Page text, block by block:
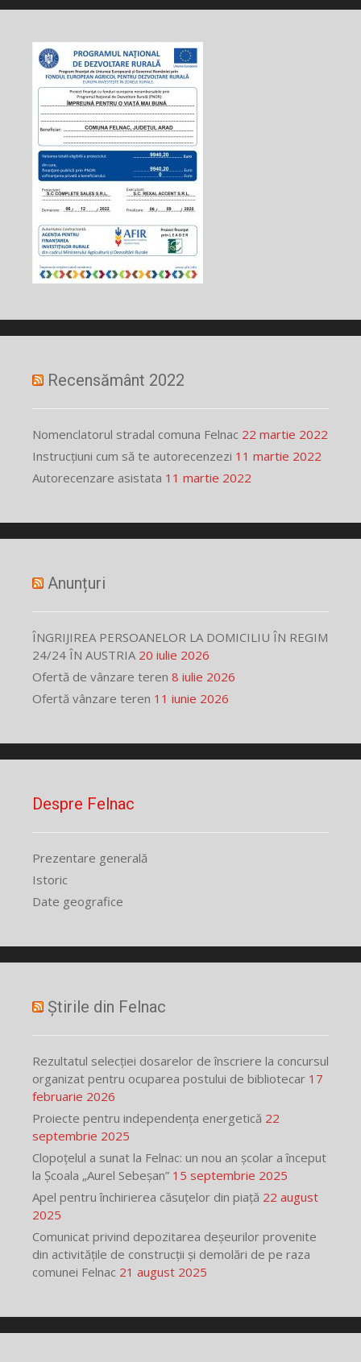
Recensământ 2022
Nomenclatorul stradal comuna Felnac 22 martie 2022
Instrucțiuni cum să te autorecenzezi 11 martie 2022
Autorecenzare asistata 11 martie 2022
Anunțuri
ÎNGRIJIREA PERSOANELOR LA DOMICILIU ÎN REGIM
24/24 ÎN AUSTRIA 20 iulie 2026
Ofertă de vânzare teren 8 iulie 2026
Ofertă vânzare teren 11 iunie 2026
Despre Felnac
Prezentare generală
Istoric
Date geografice
Știrile din Felnac
Rezultatul selecției dosarelor de înscriere la concursul
organizat pentru ocuparea postului de bibliotecar 17
februarie 2026
Proiecte pentru independența energetică 22
septembrie 2025
Clopoțelul a sunat la Felnac: un nou an școlar a început
la Școala „Aurel Sebeșan” 15 septembrie 2025
Apel pentru închirierea căsuțelor din piață 22 august
2025
Comunicat privind depozitarea deșeurilor provenite
din activitățile de construcții și demolări de pe raza
comunei Felnac 21 august 2025